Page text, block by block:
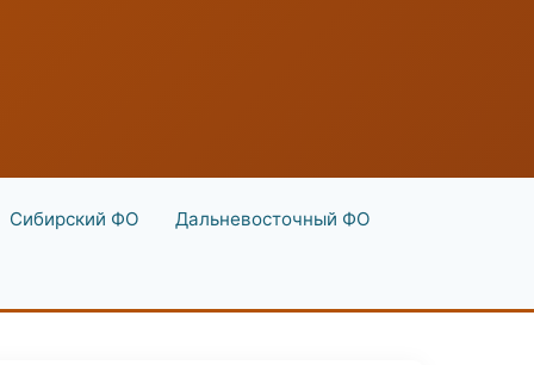
Сибирский ФО Дальневосточный ФО